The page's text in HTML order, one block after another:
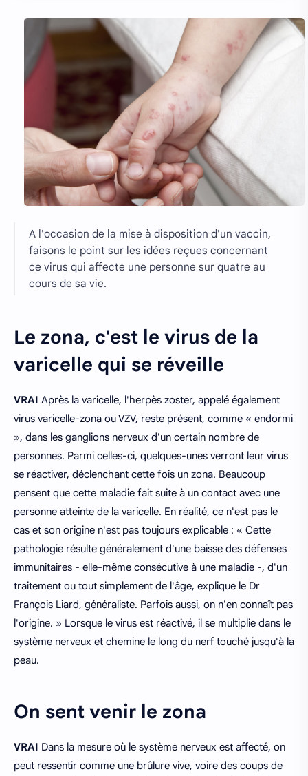
A l'occasion de la mise à disposition d'un vaccin,
faisons le point sur les idées reçues concernant
ce virus qui affecte une personne sur quatre au
cours de sa vie.
Le zona, c'est le virus de la
varicelle qui se réveille
VRAI Après la varicelle, l'herpès zoster, appelé également
virus varicelle-zona ou VZV, reste présent, comme « endormi
», dans les ganglions nerveux d'un certain nombre de
personnes. Parmi celles-ci, quelques-unes verront leur virus
se réactiver, déclenchant cette fois un zona. Beaucoup
pensent que cette maladie fait suite à un contact avec une
personne atteinte de la varicelle. En réalité, ce n'est pas le
cas et son origine n'est pas toujours explicable : « Cette
pathologie résulte généralement d'une baisse des défenses
immunitaires - elle-même consécutive à une maladie -, d'un
traitement ou tout simplement de l'âge, explique le Dr
François Liard, généraliste. Parfois aussi, on n'en connaît pas
l'origine. » Lorsque le virus est réactivé, il se multiplie dans le
système nerveux et chemine le long du nerf touché jusqu'à la
peau.
On sent venir le zona
VRAI Dans la mesure où le système nerveux est affecté, on
peut ressentir comme une brûlure vive, voire des coups de